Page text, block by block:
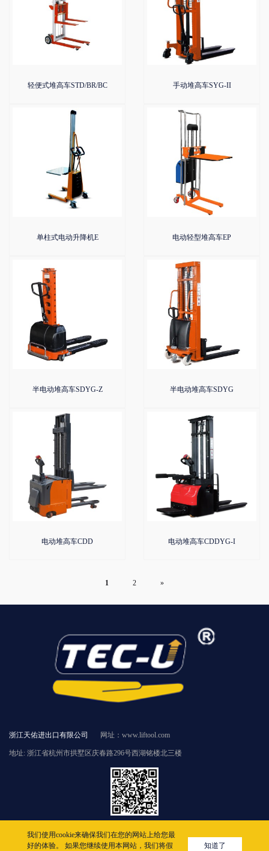
轻便式堆高车STD/BR/BC 手动堆高车SYG-II
单柱式电动升降机E 电动轻型堆高车EP
半电动堆高车SDYG-Z 半电动堆高车SDYG
电动堆高车CDD 电动堆高车CDDYG-I
1 2 »
浙江天佑进出口有限公司 网址：www.liftool.com
地址: 浙江省杭州市拱墅区庆春路296号西湖铭楼北三楼
版权所有 © 2005-2022
我们使用cookie来确保我们在您的网站上给您最
好的体验。 如果您继续使用本网站，我们将假
知道了